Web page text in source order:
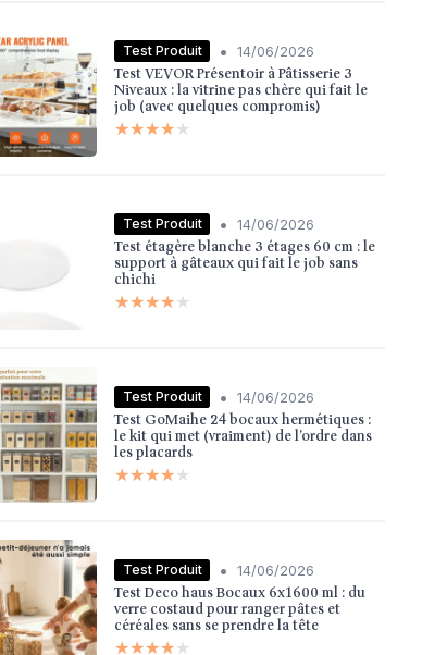
Test Produit • 14/06/2026
Test VEVOR Présentoir à Pâtisserie 3
Niveaux : la vitrine pas chère qui fait le
job (avec quelques compromis)
★★★★★
★★★★★
Test Produit • 14/06/2026
Test étagère blanche 3 étages 60 cm : le
support à gâteaux qui fait le job sans
chichi
★★★★★
★★★★★
Test Produit • 14/06/2026
Test GoMaihe 24 bocaux hermétiques :
le kit qui met (vraiment) de l’ordre dans
les placards
★★★★★
★★★★★
Test Produit • 14/06/2026
Test Deco haus Bocaux 6x1600 ml : du
verre costaud pour ranger pâtes et
céréales sans se prendre la tête
★★★★★
★★★★★